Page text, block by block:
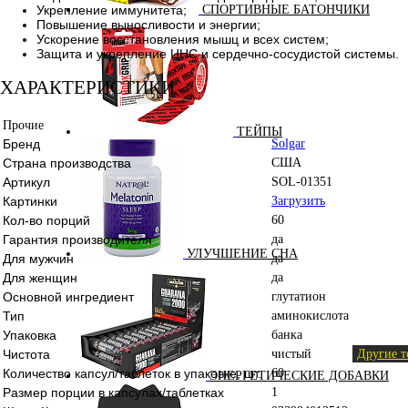
СПОРТИВНЫЕ БАТОНЧИКИ
ТЕЙПЫ
УЛУЧШЕНИЕ СНА
ЭНЕРГЕТИЧЕСКИЕ ДОБАВКИ
Укрепление иммунитета;
Повышение выносливости и энергии;
Ускорение восстановления мышц и всех систем;
Защита и укрепление ЦНС и сердечно-сосудистой системы.
ХАРАКТЕРИСТИКИ
Прочие
Бренд Solgar
Страна производства США
Артикул SOL-01351
Картинки Загрузить
Кол-во порций 60
Гарантия производителя да
Для мужчин да
Для женщин да
Основной ингредиент глутатион
Тип аминокислота
Упаковка банка
Чистота чистый Другие
Количество капсул/таблеток в упаковке, шт. 60
Размер порции в капсулах/таблетках 1